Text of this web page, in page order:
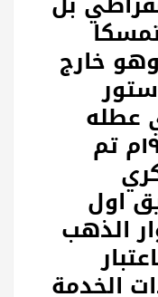
خارج
عطله
النميري وفي مايو ١٩٦٩م تم
اول
الذهب
الخدمة